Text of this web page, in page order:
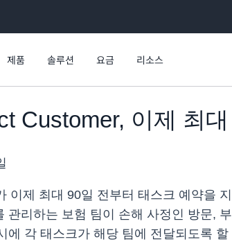
제품 솔루션 요금 리소스
Customer, 이제 최
이제 최대 90일 전부터 태스크 예약을
관리하는 보험 팀이 손해 사정인 방문,
에 각 태스크가 해당 팀에 전달되도록